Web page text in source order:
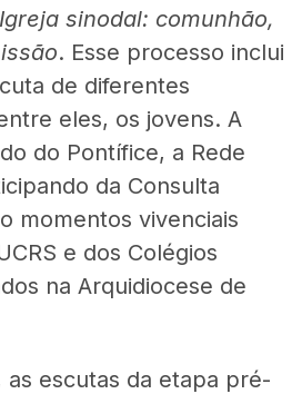
sinodal: comunhão,
. Esse processo inclui
de diferentes
eles, os jovens. A
do Pontífice, a Rede
da Consulta
momentos vivenciais
e dos Colégios
na Arquidiocese de
as escutas da etapa pré-